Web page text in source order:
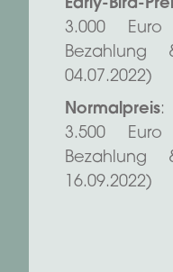
Early-Bird-
3.000
04.07.2022)
Normalpreis:
3.500
16.09.2022)